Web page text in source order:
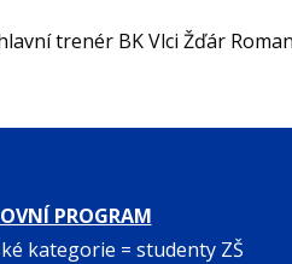
trenér BK Vlci Žďár
PROGRAM
kategorie = studenty ZŠ